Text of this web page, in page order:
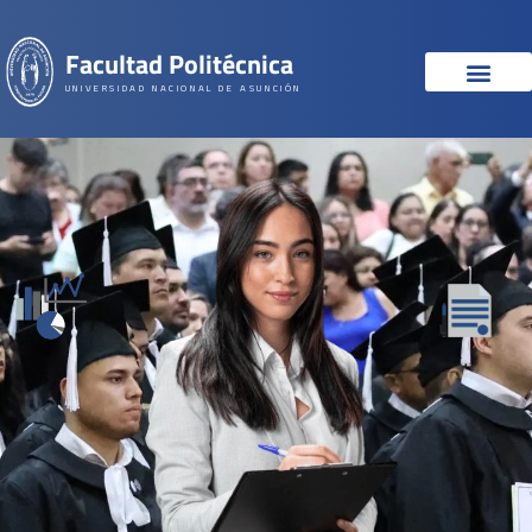
Facultad Politécnica
UNIVERSIDAD NACIONAL DE ASUNCIÓN